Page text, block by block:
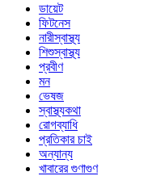
ডায়েট
ফিটনেস
নারীস্বাস্থ্য
শিশুস্বাস্থ্য
প্রবীণ
মন
ভেষজ
স্বাস্থ্যকথা
রোগব্যাধি
প্রতিকার চাই
অন্যান্য
খাবারের গুণাগুণ